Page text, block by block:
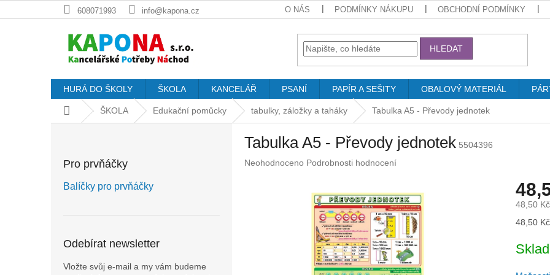
na
608071993 info@kapona.cz O NÁS PODMÍNKY NÁKUPU OBCHODNÍ PODMÍNKY
HLEDAT
HURÁ DO ŠKOLY ŠKOLA KANCELÁŘ PSANÍ PAPÍR A SEŠITY OBALOVÝ MATERIÁL
Domů ŠKOLA Edukační pomůcky tabulky, záložky a taháky Tabulka A5 - Převody jednotek
Pro prvňáčky
Balíčky pro prvňáčky
Odebírat newsletter
Vložte svůj e-mail a my vám budeme
Tabulka A5 - Převody jednotek 5504396
Průměrné
Neohodnoceno Podrobnosti hodnocení
48,50
Měrná
48,50